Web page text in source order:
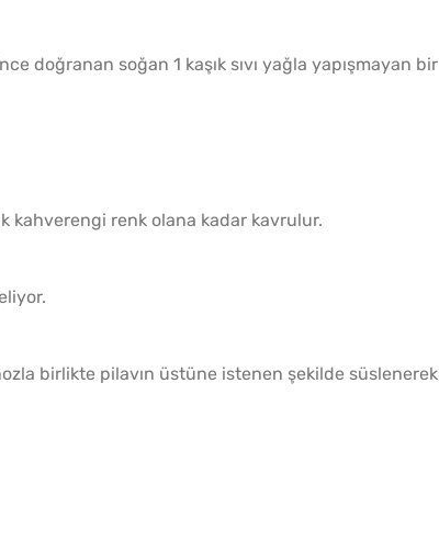
doğranan soğan 1 kaşık sıvı yağla yapışmayan bir
kahverengi renk olana kadar kavrulur.
birlikte pilavın üstüne istenen şekilde süslenerek